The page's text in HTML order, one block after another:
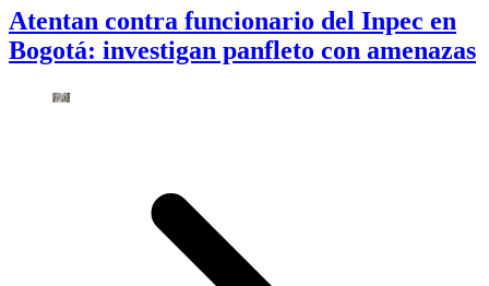
Atentan contra funcionario del Inpec en
Bogotá: investigan panfleto con amenazas